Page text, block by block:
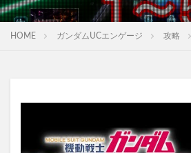
HOME ガンダムUCエンゲージ 攻略